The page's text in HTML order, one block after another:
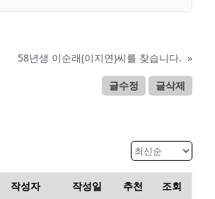
58년생 이순래(이지연)씨를 찾습니다. »
글수정 글삭제
작성자 작성일 추천 조회